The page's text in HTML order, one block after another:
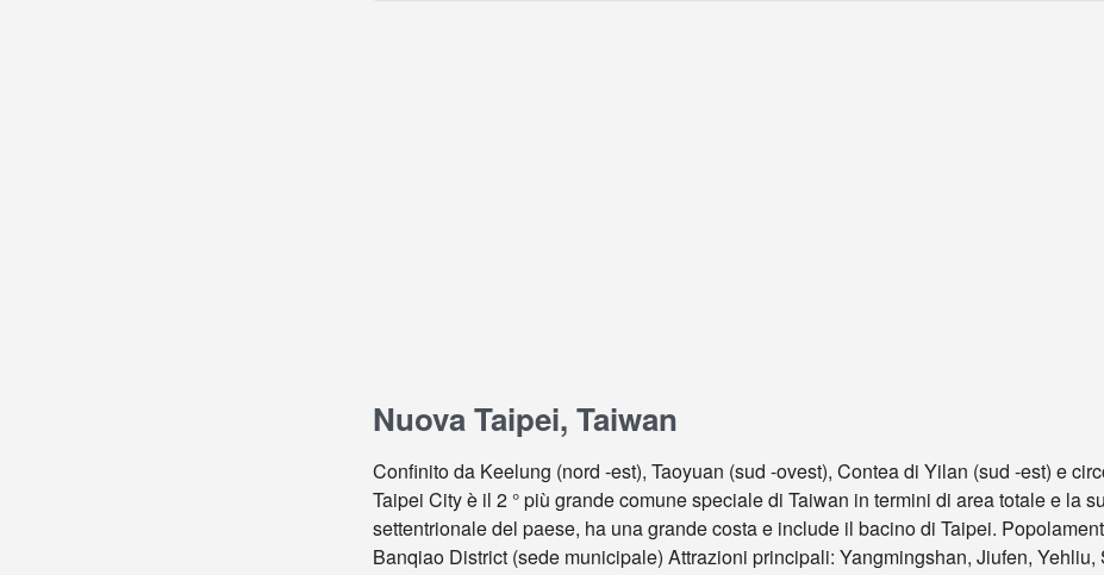
Nuova Taipei, Taiwan
Confinito da Keelung (nord -est), Taoyuan (sud -ovest), Contea di Yilan (sud -est) e
Taipei City è il 2 ° più grande comune speciale di Taiwan in termini di area totale e la
settentrionale del paese, ha una grande costa e include il bacino di Taipei.
Banqiao District (sede municipale) Attrazioni principali: Yangmingshan, Jiufen,